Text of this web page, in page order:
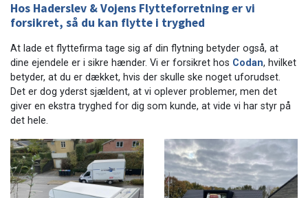
Hos Haderslev & Vojens Flytteforretninger vi
forsikret, så du kan flytte i tryghed
At lade et flyttefirma tage sig af din flytning betyder også, at
dine ejendele er i sikre hænder. Vi er forsikret hos Codan, hvilket
betyder, at du er dækket, hvis der skulle ske noget uforudset.
Det er dog yderst sjældent, at vi oplever problemer, men det
giver en ekstra tryghed for dig som kunde, at vide vi har styr på
det hele.